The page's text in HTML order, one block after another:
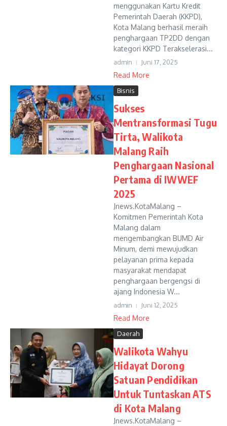
menggunakan Kartu Kredit
Pemerintah Daerah (KKPD),
Kota Malang berhasil meraih
penghargaan TP2DD dengan
kategori KKPD Terakselerasi...
admin Juni 17, 2025
Read More
Bisnis
Sukses
Mentransformasi Tugu
Tirta, Walikota
Malang Raih
Penghargaan Nasional
Pertama di IWWEF
2025
Jnews.KotaMalang –
Komitmen Pemerintah Kota
Malang dalam
mengembangkan BUMD Air
Minum, demi mewujudkan
pelayanan prima kepada
masyarakat mendapat
penghargaan bergengsi di
ajang Indonesia W...
admin Juni 12, 2025
Read More
Daerah
Walikota Wahyu
Hidayat Dorong
Satuan Pendidikan
Untuk Tuntaskan ATS
di Kota Malang
Jnews.KotaMalang –